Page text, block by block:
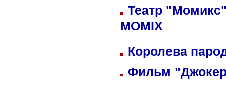
Театр
MOMIX
Королева
Фильм